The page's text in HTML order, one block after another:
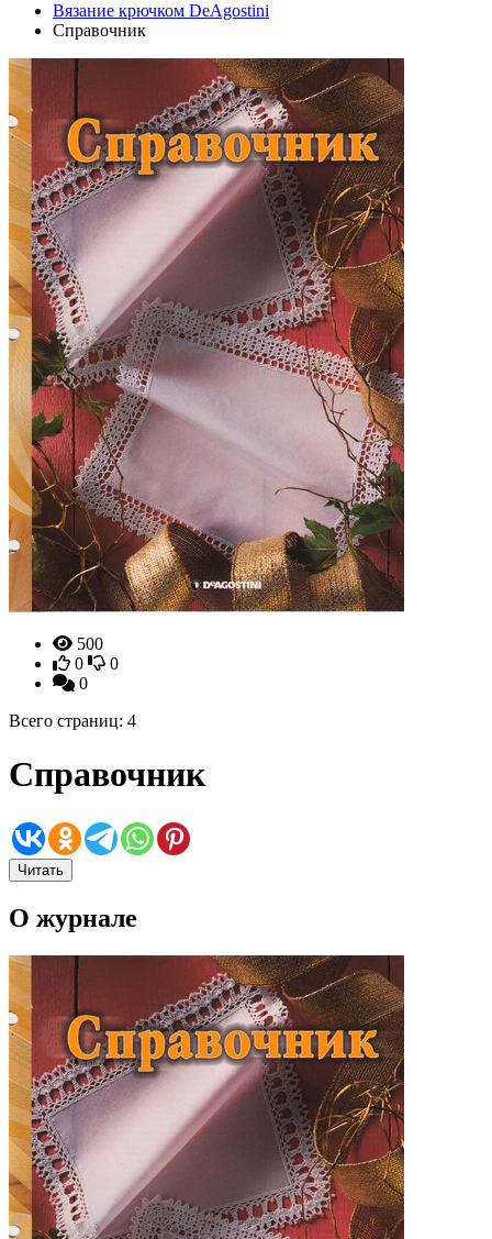
Вязание крючком DeAgostini
Справочник
500
0
0
0
Всего страниц: 4
Справочник
Читать
О журнале